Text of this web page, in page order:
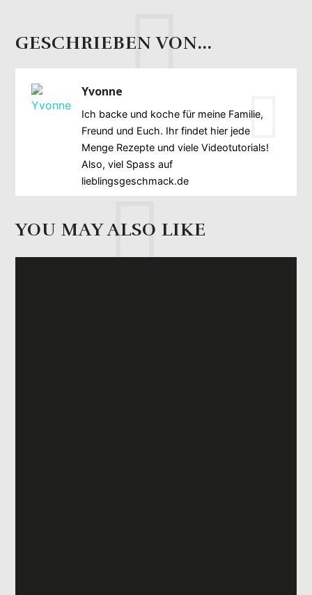
GESCHRIEBEN VON...
Yvonne
Ich backe und koche für meine Familie,
Freund und Euch. Ihr findet hier jede
Menge Rezepte und viele Videotutorials!
Also, viel Spass auf
lieblingsgeschmack.de
YOU MAY ALSO LIKE